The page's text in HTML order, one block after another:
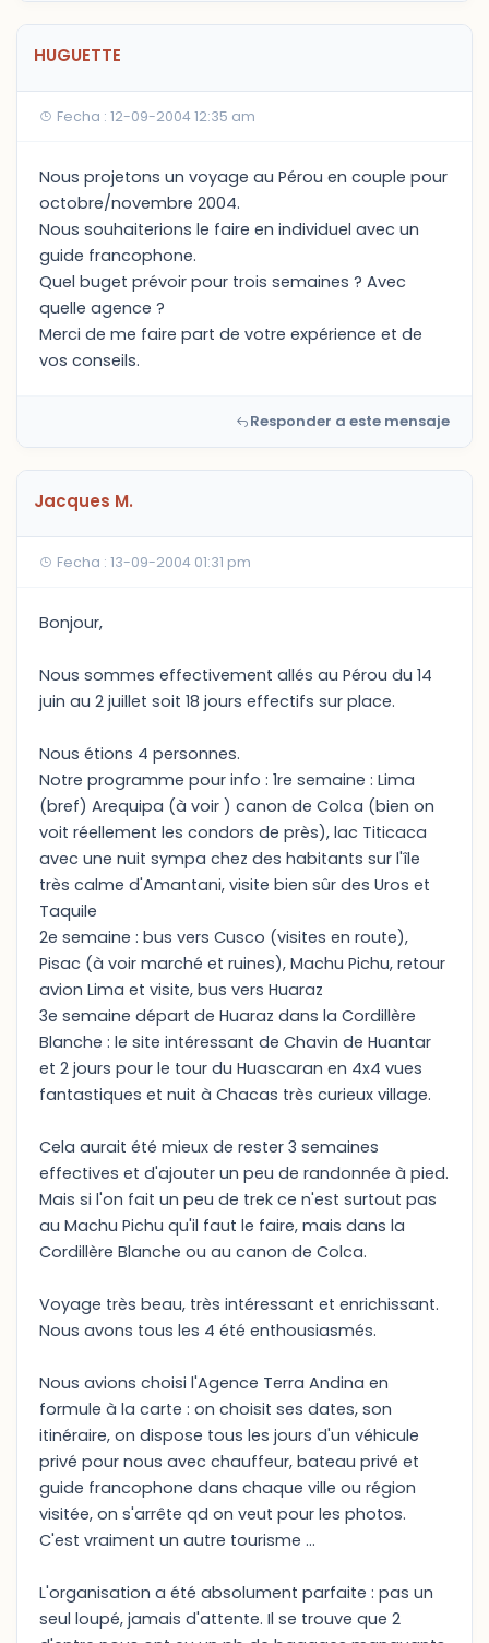
HUGUETTE
Fecha : 12-09-2004 12:35 am
Nous projetons un voyage au Pérou en couple pour
octobre/novembre 2004.
Nous souhaiterions le faire en individuel avec un
guide francophone.
Quel buget prévoir pour trois semaines ? Avec
quelle agence ?
Merci de me faire part de votre expérience et de
vos conseils.
Responder a este mensaje
Jacques M.
Fecha : 13-09-2004 01:31 pm
Bonjour,
Nous sommes effectivement allés au Pérou du 14
juin au 2 juillet soit 18 jours effectifs sur place.
Nous étions 4 personnes.
Notre programme pour info : 1re semaine : Lima
(bref) Arequipa (à voir ) canon de Colca (bien on
voit réellement les condors de près), lac Titicaca
avec une nuit sympa chez des habitants sur l'île
très calme d'Amantani, visite bien sûr des Uros et
Taquile
2e semaine : bus vers Cusco (visites en route),
Pisac (à voir marché et ruines), Machu Pichu, retour
avion Lima et visite, bus vers Huaraz
3e semaine départ de Huaraz dans la Cordillère
Blanche : le site intéressant de Chavin de Huantar
et 2 jours pour le tour du Huascaran en 4x4 vues
fantastiques et nuit à Chacas très curieux village.
Cela aurait été mieux de rester 3 semaines
effectives et d'ajouter un peu de randonnée à pied.
Mais si l'on fait un peu de trek ce n'est surtout pas
au Machu Pichu qu'il faut le faire, mais dans la
Cordillère Blanche ou au canon de Colca.
Voyage très beau, très intéressant et enrichissant.
Nous avons tous les 4 été enthousiasmés.
Nous avions choisi l'Agence Terra Andina en
formule à la carte : on choisit ses dates, son
itinéraire, on dispose tous les jours d'un véhicule
privé pour nous avec chauffeur, bateau privé et
guide francophone dans chaque ville ou région
visitée, on s'arrête qd on veut pour les photos.
C'est vraiment un autre tourisme ...
L'organisation a été absolument parfaite : pas un
seul loupé, jamais d'attente. Il se trouve que 2